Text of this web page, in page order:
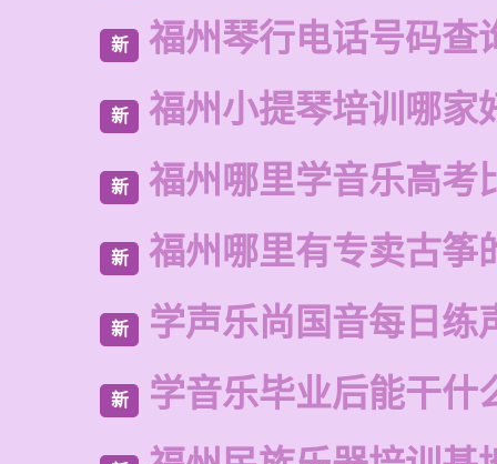
新 福州琴行电话号码查
新 福州小提琴培训哪家
新 福州哪里学音乐高考
新 福州哪里有专卖古筝
新 学声乐尚国音每日练
新 学音乐毕业后能干什